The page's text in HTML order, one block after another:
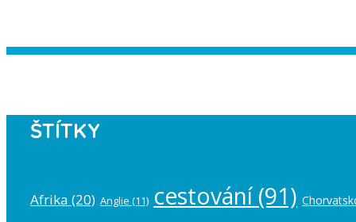
ŠTÍTKY
Afrika (20) Anglie (11) cestování(91)